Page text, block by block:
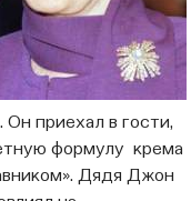
приехал в гости,
формулу крема
Дядя Джон